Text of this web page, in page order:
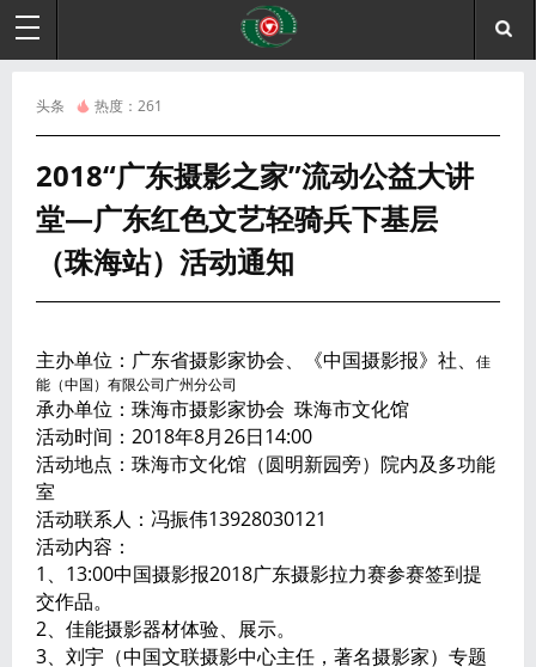
头条 热度： 261
2018“广东摄影之家”流动公益大讲
堂—广东红色文艺轻骑兵下基层
（珠海站）活动通知
主办单位：广东省摄影家协会、《中国摄影报》社、
佳
能（中国）有限公司广州分公司
承办单位：珠海市摄影家协会 珠海市文化馆
活动时间：2018年8月26日14:00
活动地点：珠海市文化馆（圆明新园旁）院内及多功能
室
活动联系人：冯振伟13928030121
活动内容：
1、13:00中国摄影报2018广东摄影拉力赛参赛签到提
交作品。
2、佳能摄影器材体验、展示。
3、刘宇（中国文联摄影中心主任，著名摄影家）专题